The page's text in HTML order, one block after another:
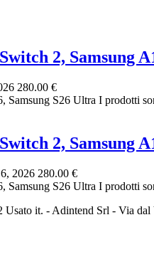
2, Samsung
280.00 €
Samsung S26 Ultra I prodotti
2, Samsung
2026 280.00 €
Samsung S26 Ultra I prodotti
Usato it. - Adintend Srl - Via